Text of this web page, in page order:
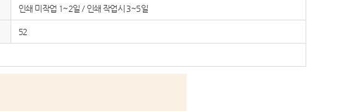
인쇄 미작업 1~2일 / 인쇄 작업시 3~5일
52